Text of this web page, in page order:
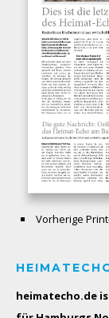
Vorherige
heimatecho.de